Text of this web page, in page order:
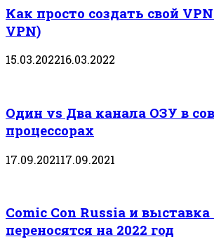
Как просто создать свой
VPN)
15.03.202216.03.2022
Один vs Два канала ОЗУ в
процессорах
17.09.202117.09.2021
Comic Con Russia и
переносятся на 2022 год